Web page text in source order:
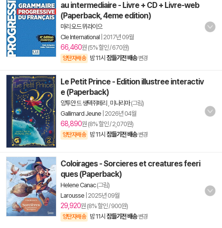
au intermediaire - Livre + CD + Livre-web
(Paperback, 4eme edition)
마리 오드 뮈라이으
Cle International 2017년 09월
66,460원 (5% 할인 / 670원)
양탄자배송 밤 11시 잠들기전 배송 변경
Le Petit Prince - Edition illustree interactiv
e (Paperback)
앙투안 드 생텍쥐페리 미나리마(그림)
Gallimard Jeune 2026년 04월
68,890원 (8% 할인 / 2,070원)
양탄자배송 밤 11시 잠들기전 배송 변경
Coloirages - Sorcieres et creatures feeri
ques (Paperback)
Helene Canac(그림)
Larousse 2025년 09월
29,920원 (8% 할인 / 900원)
양탄자배송 밤 11시 잠들기전 배송 변경